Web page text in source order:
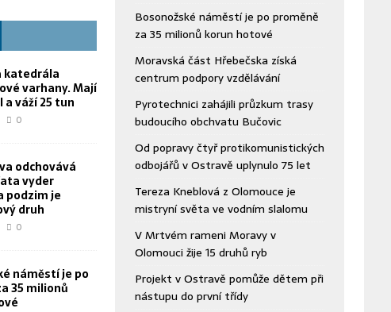
katedrála
varhany. Mají
a váží 25 tun
0
odchovává
vyder
podzim je
druh
0
náměstí je po
35 milionů
Bosonožské náměstí je po proměně
za 35 milionů korun hotové
Moravská část Hřebečska získá
centrum podpory vzdělávání
Pyrotechnici zahájili průzkum trasy
budoucího obchvatu Bučovic
Od popravy čtyř protikomunistických
odbojářů v Ostravě uplynulo 75 let
Tereza Kneblová z Olomouce je
mistryní světa ve vodním slalomu
V Mrtvém rameni Moravy v
Olomouci žije 15 druhů ryb
Projekt v Ostravě pomůže dětem při
nástupu do první třídy